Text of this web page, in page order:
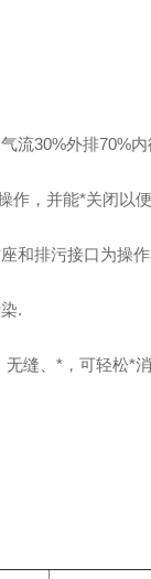
流30%外排70%
，并能*关闭以
和排污接口为操
.
缝、*，可轻松*